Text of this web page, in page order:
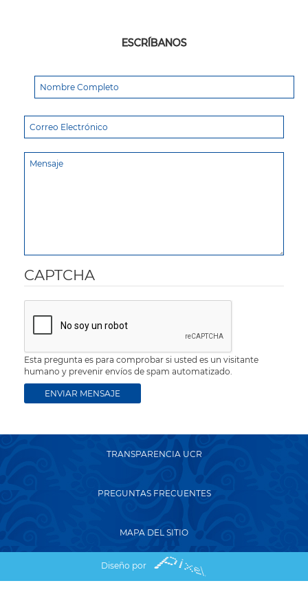
ESCRÍBANOS
CAPTCHA
Esta pregunta es para comprobar si usted es un visitante
humano y prevenir envíos de spam automatizado.
TRANSPARENCIA UCR
PREGUNTAS FRECUENTES
MAPA DEL SITIO
Diseño por